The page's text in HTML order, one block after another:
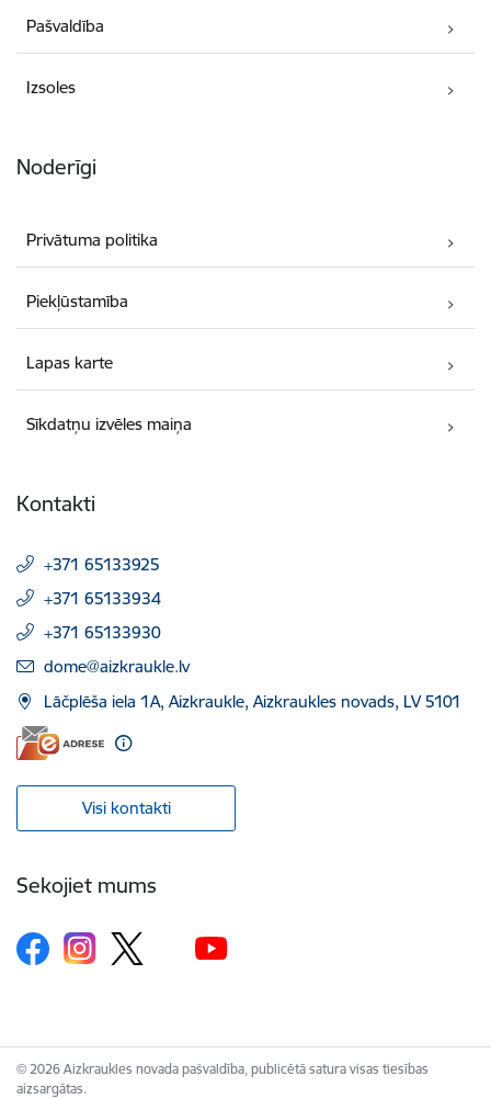
Pašvaldība
Izsoles
Noderīgi
Privātuma politika
Piekļūstamība
Lapas karte
Sīkdatņu izvēles maiņa
Kontakti
+371 65133925
+371 65133934
+371 65133930
E-pasts:
dome@aizkraukle.lv
Lāčplēša iela 1A, Aizkraukle, Aizkraukles novads, LV 5101
Visi kontakti
Sekojiet mums
© 2026 Aizkraukles novada pašvaldība, publicētā satura visas tiesības
aizsargātas.